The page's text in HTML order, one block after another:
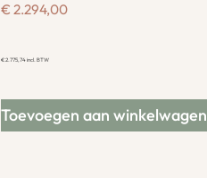
€ 2.294,00
€2.775,74incl. BTW
Toevoegen aan winkelwagen